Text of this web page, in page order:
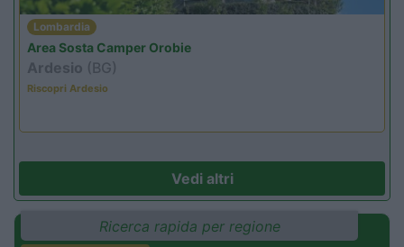
Lombardia
Area Sosta Camper Orobie
Ardesio (BG)
Riscopri Ardesio
Vedi altri
Ricerca rapida per regione